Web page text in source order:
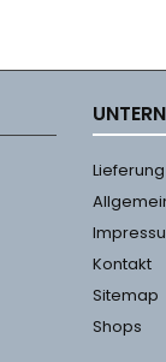
Lieferung
Kontakt
Sitemap
Shops